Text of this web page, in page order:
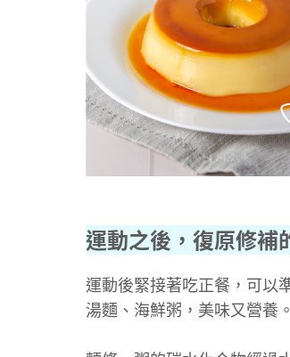
運動之後，復原修補
運動後緊接著吃正餐，可以
湯麵、海鮮粥，美味又營養。